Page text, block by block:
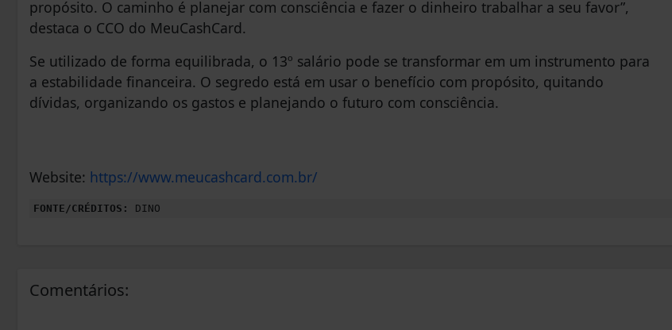
propósito. O caminho é planejar com consciência e fazer o dinheiro trabalhar a seu favor”,
destaca o CCO do MeuCashCard.
Se utilizado de forma equilibrada, o 13º salário pode se transformar em um instrumento para
a estabilidade financeira. O segredo está em usar o benefício com propósito, quitando
dívidas, organizando os gastos e planejando o futuro com consciência.
Website: https://www.meucashcard.com.br/
FONTE/CRÉDITOS: DINO
Comentários: